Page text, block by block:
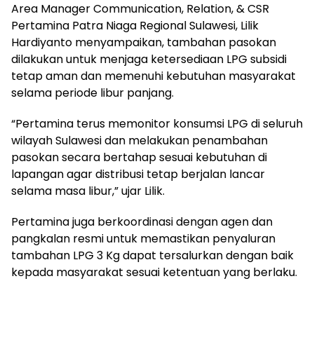
Area Manager Communication, Relation, & CSR
Pertamina Patra Niaga Regional Sulawesi, Lilik
Hardiyanto menyampaikan, tambahan pasokan
dilakukan untuk menjaga ketersediaan LPG subsidi
tetap aman dan memenuhi kebutuhan masyarakat
selama periode libur panjang.
“Pertamina terus memonitor konsumsi LPG di seluruh
wilayah Sulawesi dan melakukan penambahan
pasokan secara bertahap sesuai kebutuhan di
lapangan agar distribusi tetap berjalan lancar
selama masa libur,” ujar Lilik.
Pertamina juga berkoordinasi dengan agen dan
pangkalan resmi untuk memastikan penyaluran
tambahan LPG 3 Kg dapat tersalurkan dengan baik
kepada masyarakat sesuai ketentuan yang berlaku.